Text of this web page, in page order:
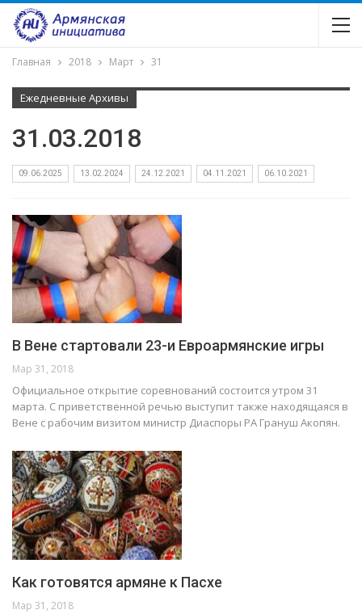
Главная 2018 Март 31
Ежедневные Архивы
31.03.2018
09.06.2025 13.02.2024 24.12.2021 04.11.2021 06.10.2021
В Вене стартовали 23-и Евроармянские игры
Мар 31, 2018
Официальное открытие соревнований состоится утром 31
марта. С приветственной речью выступит также находящаяся в
Вене с рабочим визитом министр Диаспоры РА Грануш Акопян.
Как готовятся армяне к Пасхе
Мар 31, 2018